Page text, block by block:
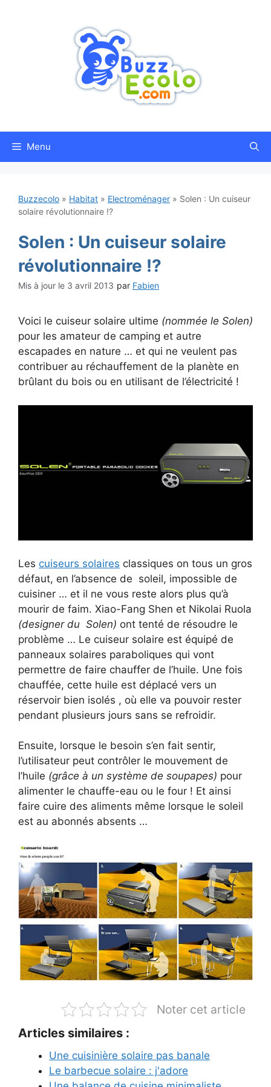
Menu
Buzzecolo » Habitat » Electroménager » Solen : Un cuiseur
solaire révolutionnaire !?
Solen : Un cuiseur solaire
révolutionnaire !?
3 avril 2013 par Fabien
Voici le cuiseur solaire ultime (nommée le Solen)
pour les amateur de camping et autre
escapades en nature … et qui ne veulent pas
contribuer au réchauffement de la planète en
brûlant du bois ou en utilisant de l’électricité !
Les cuiseurs solaires classiques on tous un gros
défaut, en l’absence de soleil, impossible de
cuisiner … et il ne vous reste alors plus qu’à
mourir de faim. Xiao-Fang Shen et Nikolai Ruola
(designer du Solen) ont tenté de résoudre le
problème … Le cuiseur solaire est équipé de
panneaux solaires paraboliques qui vont
permettre de faire chauffer de l’huile. Une fois
chauffée, cette huile est déplacé vers un
réservoir bien isolés , où elle va pouvoir rester
pendant plusieurs jours sans se refroidir.
Ensuite, lorsque le besoin s’en fait sentir,
l’utilisateur peut contrôler le mouvement de
l’huile (grâce à un système de soupapes) pour
alimenter le chauffe-eau ou le four ! Et ainsi
faire cuire des aliments même lorsque le soleil
est au abonnés absents …
Noter cet article
Articles similaires :
Une cuisinière solaire pas banale
Le barbecue solaire : j'adore